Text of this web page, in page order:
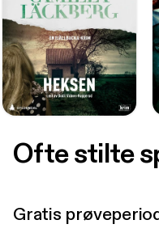
Ofte stilte
Gratis